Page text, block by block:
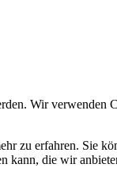
Wir verwenden
zu erfahren. Sie
kann, die wir